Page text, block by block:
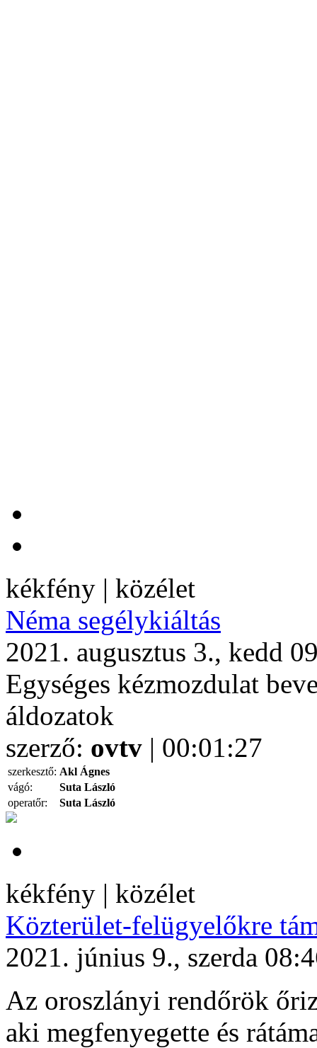
kékfény | közélet
Néma segélykiáltás
2021. augusztus 3., kedd
Egységes kézmozdulat
áldozatok
szerző: ovtv | 00:01:27
szerkesztő: Akl Ágnes
vágó:
Suta László
operatőr:
Suta László
kékfény | közélet
Közterület-felügyelőkre
2021. június 9., szerda
Az oroszlányi rendőrök
aki megfenyegette és